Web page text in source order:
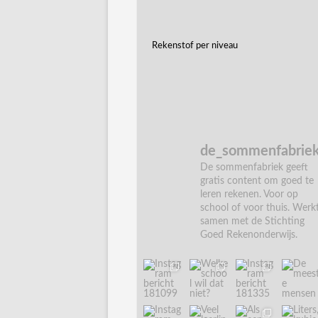
Rekenstof per niveau
De sommenfabriek geeft
gratis content om goed te
leren rekenen. Voor op
school of voor thuis.
samen met de Stichting
Goed Rekenonderwijs.